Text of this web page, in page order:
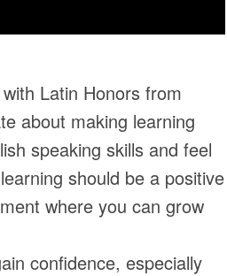
Latin Honors from
about making learning
speaking skills and feel
should be a positive
where you can grow
confidence, especially